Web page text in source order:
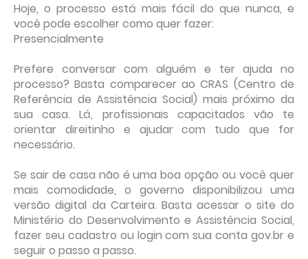
Hoje, o processo está mais fácil do que nunca, e
você pode escolher como quer fazer:
Presencialmente
Prefere conversar com alguém e ter ajuda no
processo? Basta comparecer ao CRAS (Centro de
Referência de Assistência Social) mais próximo da
sua casa. Lá, profissionais capacitados vão te
orientar direitinho e ajudar com tudo que for
necessário.
Se sair de casa não é uma boa opção ou você quer
mais comodidade, o governo disponibilizou uma
versão digital da Carteira. Basta acessar o site do
Ministério do Desenvolvimento e Assistência Social,
fazer seu cadastro ou login com sua conta gov.br e
seguir o passo a passo.